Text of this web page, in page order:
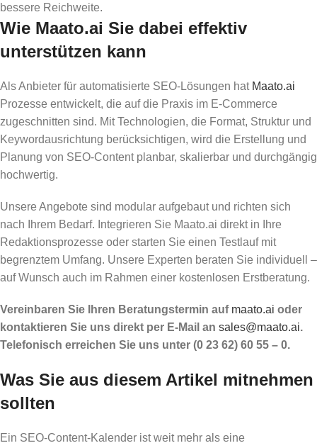
bessere Reichweite.
Wie Maato.ai Sie dabei effektiv
unterstützen kann
Als Anbieter für automatisierte SEO-Lösungen hat Maato.ai
Prozesse entwickelt, die auf die Praxis im E-Commerce
zugeschnitten sind. Mit Technologien, die Format, Struktur und
Keywordausrichtung berücksichtigen, wird die Erstellung und
Planung von SEO-Content planbar, skalierbar und durchgängig
hochwertig.
Unsere Angebote sind modular aufgebaut und richten sich
nach Ihrem Bedarf. Integrieren Sie Maato.ai direkt in Ihre
Redaktionsprozesse oder starten Sie einen Testlauf mit
begrenztem Umfang. Unsere Experten beraten Sie individuell –
auf Wunsch auch im Rahmen einer kostenlosen Erstberatung.
Vereinbaren Sie Ihren Beratungstermin auf maato.ai oder
kontaktieren Sie uns direkt per E-Mail an sales@maato.ai.
Telefonisch erreichen Sie uns unter (0 23 62) 60 55 – 0.
Was Sie aus diesem Artikel mitnehmen
sollten
Ein SEO-Content-Kalender ist weit mehr als eine